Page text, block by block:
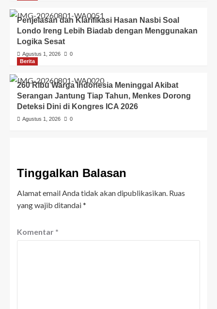
Penjelasan dan Klarifikasi Hasan Nasbi Soal
Londo Ireng Lebih Biadab dengan Menggunakan
Logika Sesat
Agustus 1, 2026
0
Berita
260 Ribu Warga Indonesia Meninggal Akibat
Serangan Jantung Tiap Tahun, Menkes Dorong
Deteksi Dini di Kongres ICA 2026
Agustus 1, 2026 0
Tinggalkan Balasan
Alamat email Anda tidak akan dipublikasikan. Ruas
yang wajib ditandai*
Komentar *